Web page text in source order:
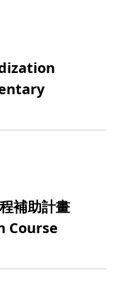
補助計畫
Course